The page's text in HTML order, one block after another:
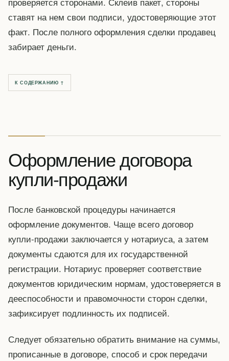
ставят на нем свои подписи, удостоверяющие этот
факт. После полного оформления сделки продавец
забирает деньги.
К СОДЕРЖАНИЮ ↑
Оформление договора
купли-продажи
После банковской процедуры начинается
оформление документов. Чаще всего договор
купли-продажи заключается у нотариуса, а затем
документы сдаются для их государственной
регистрации. Нотариус проверяет соответствие
документов юридическим нормам, удостоверяется в
дееспособности и правомочности сторон сделки,
зафиксирует подлинность их подписей.
Следует обязательно обратить внимание на суммы,
прописанные в договоре, способ и срок передачи